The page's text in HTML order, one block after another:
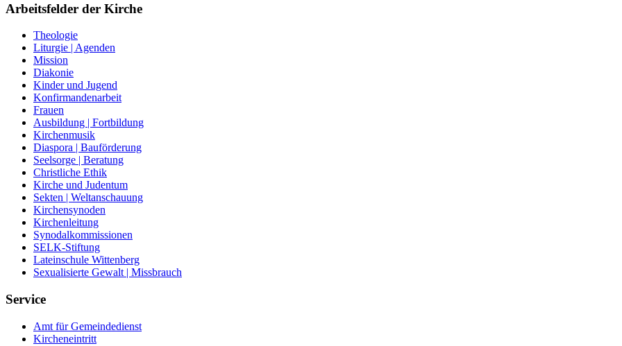
Arbeitsfelder der Kirche
Theologie
Liturgie | Agenden
Mission
Diakonie
Kinder und Jugend
Konfirmandenarbeit
Frauen
Ausbildung | Fortbildung
Kirchenmusik
Diaspora | Bauförderung
Seelsorge | Beratung
Christliche Ethik
Kirche und Judentum
Sekten | Weltanschauung
Kirchensynoden
Kirchenleitung
Synodalkommissionen
SELK-Stiftung
Lateinschule Wittenberg
Sexualisierte Gewalt | Missbrauch
Service
Amt für Gemeindedienst
Kircheneintritt